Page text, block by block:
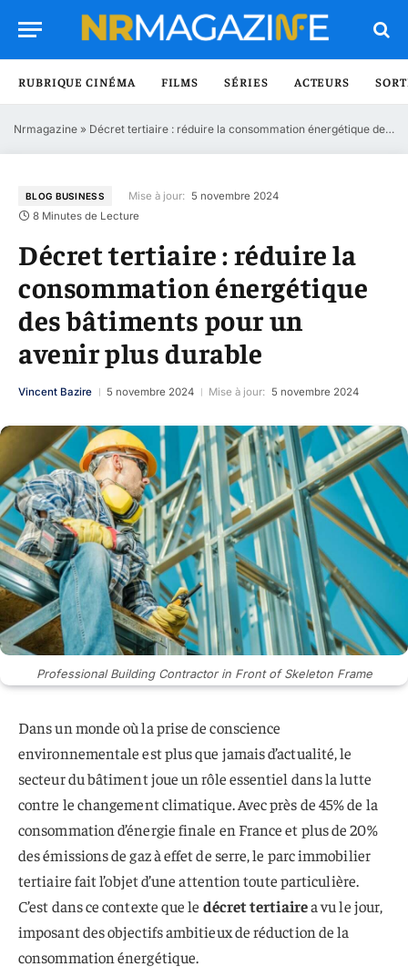
RUBRIQUE CINÉMA FILMS SÉRIES ACTEURS
Nrmagazine » Décret tertiaire : réduire la consommation énergétique des bâtiments pour un avenir plus durable
BLOG BUSINESS Mise à jour: 5 novembre 2024
8 Minutes de Lecture
Décret tertiaire : réduire la
consommation énergétique
des bâtiments pour un
avenir plus durable
Vincent Bazire 5 novembre 2024 Mise à jour: 5 novembre 2024
Professional Building Contractor in Front of Skeleton Frame
Dans un monde où la prise de conscience
environnementale est plus que jamais d’actualité, le
secteur du bâtiment joue un rôle essentiel dans la lutte
contre le changement climatique. Avec près de 45% de la
consommation d’énergie finale en France et plus de 20%
des émissions de gaz à effet de serre, le parc immobilier
tertiaire fait l’objet d’une attention toute particulière.
C’est dans ce contexte que le décret tertiairea vu le jour,
imposant des objectifs ambitieux de réduction de la
consommation énergétique.